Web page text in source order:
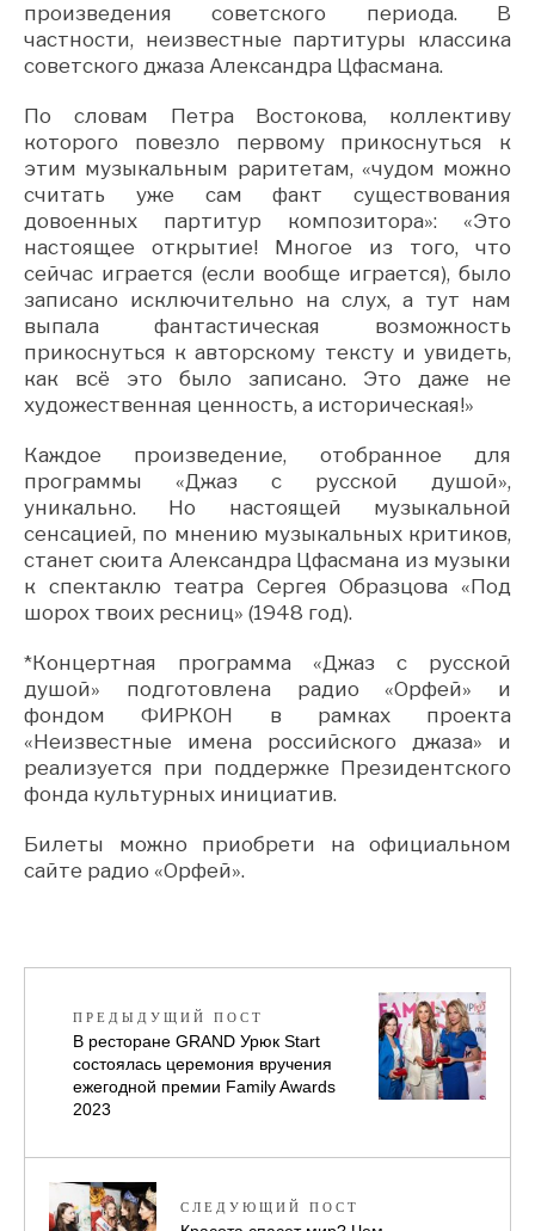
произведения советского периода. В
частности, неизвестные партитуры классика
советского джаза Александра Цфасмана.
По словам Петра Востокова, коллективу
которого повезло первому прикоснуться к
этим музыкальным раритетам, «чудом можно
считать уже сам факт существования
довоенных партитур композитора»: «Это
настоящее открытие! Многое из того, что
сейчас играется (если вообще играется), было
записано исключительно на слух, а тут нам
выпала фантастическая возможность
прикоснуться к авторскому тексту и увидеть,
как всё это было записано. Это даже не
художественная ценность, а историческая!»
Каждое произведение, отобранное для
программы «Джаз с русской душой»,
уникально. Но настоящей музыкальной
сенсацией, по мнению музыкальных критиков,
станет сюита Александра Цфасмана из музыки
к спектаклю театра Сергея Образцова «Под
шорох твоих ресниц» (1948 год).
*Концертная программа «Джаз с русской
душой» подготовлена радио «Орфей» и
фондом ФИРКОН в рамках проекта
«Неизвестные имена российского джаза» и
реализуется при поддержке Президентского
фонда культурных инициатив.
Билеты можно приобрети на официальном
сайте радио «Орфей».
ПРЕДЫДУЩИЙ ПОСТ
В ресторане GRAND Урюк Start
состоялась церемония вручения
ежегодной премии Family Awards
2023
СЛЕДУЮЩИЙ ПОСТ